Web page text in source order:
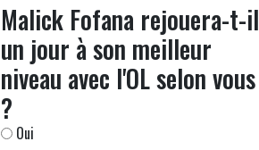
Malick Fofana rejouera-t-il
un jour à son meilleur
niveau avec l'OL selon vous
?
Oui